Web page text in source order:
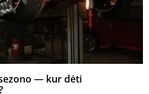
— kur dėti